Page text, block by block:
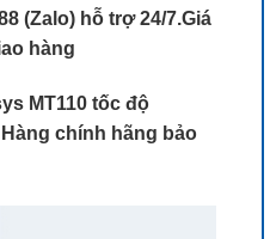
(Zalo) hỗ trợ 24/7.Giá
hàng
MT110 tốc độ
chính hãng bảo